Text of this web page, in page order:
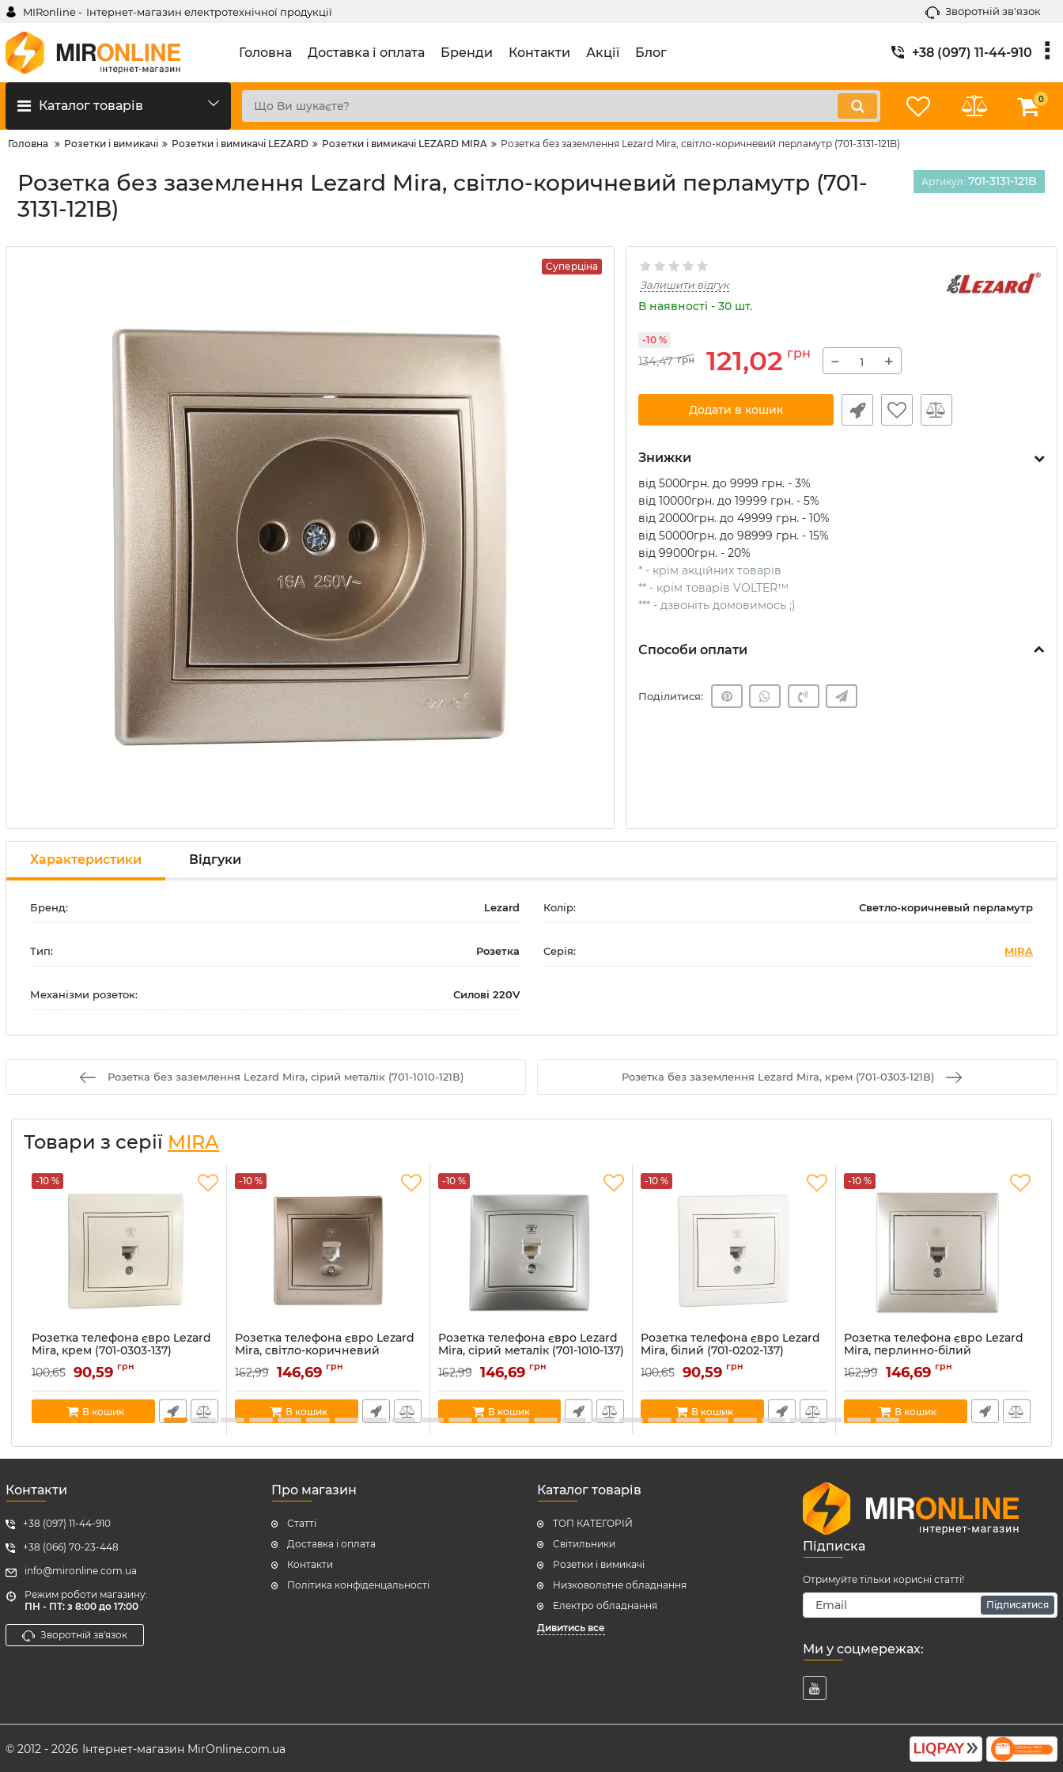
MIRonline - Інтернет-магазин електротехнічної продукції Зворотній зв'язок
Головна Доставка і оплата Бренди Контакти Акції Блог +38 (097) 11-44-910
Каталог товарів 0
Головна Розетки і вимикачі Розетки і вимикачі LEZARD Розетки і вимикачі LEZARD MIRA Розетка без заземлення Lezard Mira, світло-коричневий перламутр (701-3131-121B)
Розетка без заземлення Lezard Mira, світло-коричневий перламутр (701-
3131-121B)
Артикул: 701-3131-121B
Суперціна
Залишити відгук
В наявності - 30 шт.
134,47 грн 121,02 грн
-10 %
− +
Додати в кошик
Знижки
від 5000грн. до 9999 грн. - 3%
від 10000грн. до 19999 грн. - 5%
від 20000грн. до 49999 грн. - 10%
від 50000грн. до 98999 грн. - 15%
від 99000грн. - 20%
* - крім акційних товарів
** - крім товарів VOLTER™
*** - дзвоніть домовимось ;)
Способи оплати
Поділитися:
Характеристики Відгуки
Бренд: Lezard Колір: Светло-коричневый перламутр
Тип: Розетка Серія: MIRA
Механізми розеток: Силові 220V
Розетка без заземлення Lezard Mira, сірий металік (701-1010-121В) Розетка без заземлення Lezard Mira, крем (701-0303-121B)
Товари з серії MIRA
-10 %
Розетка телефона євро Lezard
Mira, крем (701-0303-137)
Артикул: 701-0303-137
В наявності:5
100,65 90,59 грн
В кошик
-10 %
Розетка телефона євро Lezard
Mira, світло-коричневий
перламутр (701-3131-137)
Артикул: 701-3131-137
В наявності:1
162,99 146,69 грн
В кошик
-10 %
Розетка телефона євро Lezard
Mira, сірий металік (701-1010-137)
Артикул:701-1010-137
В наявності:2
162,99 146,69 грн
В кошик
-10 %
Розетка телефона євро Lezard
Mira, білий (701-0202-137)
Артикул:701-0202-137
В наявності:5
100,65 90,59 грн
В кошик
-10 %
Розетка телефона євро Lezard
Mira, перлинно-білий
перламутр (701-3030-137)
Артикул: 701-3030-137
В наявності:2
162,99 146,69 грн
В кошик
Контакти
+38 (097) 11-44-910
+38 (066) 70-23-448
info@mironline.com.ua
Режим роботи магазину:
ПН - ПТ: з 8:00 до 17:00
Зворотній зв'язок
Про магазин
Статті
Доставка і оплата
Контакти
Політика конфіденцальності
Каталог товарів
ТОП КАТЕГОРІЙ
Світильники
Розетки і вимикачі
Низковольтне обладнання
Електро обладнання
Дивитись все
Підписка
Отримуйте тільки корисні статті!
Підписатися
Ми у соцмережах:
© 2012 - 2026 Інтернет-магазин MirOnline.com.ua